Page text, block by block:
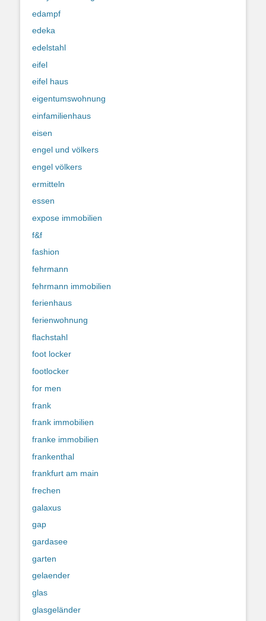
edampf
edeka
edelstahl
eifel
eifel haus
eigentumswohnung
einfamilienhaus
eisen
engel und völkers
engel völkers
ermitteln
essen
expose immobilien
f&f
fashion
fehrmann
fehrmann immobilien
ferienhaus
ferienwohnung
flachstahl
foot locker
footlocker
for men
frank
frank immobilien
franke immobilien
frankenthal
frankfurt am main
frechen
galaxus
gap
gardasee
garten
gelaender
glas
glasgeländer